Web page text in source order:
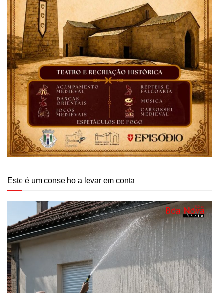
Este é um conselho a levar em conta